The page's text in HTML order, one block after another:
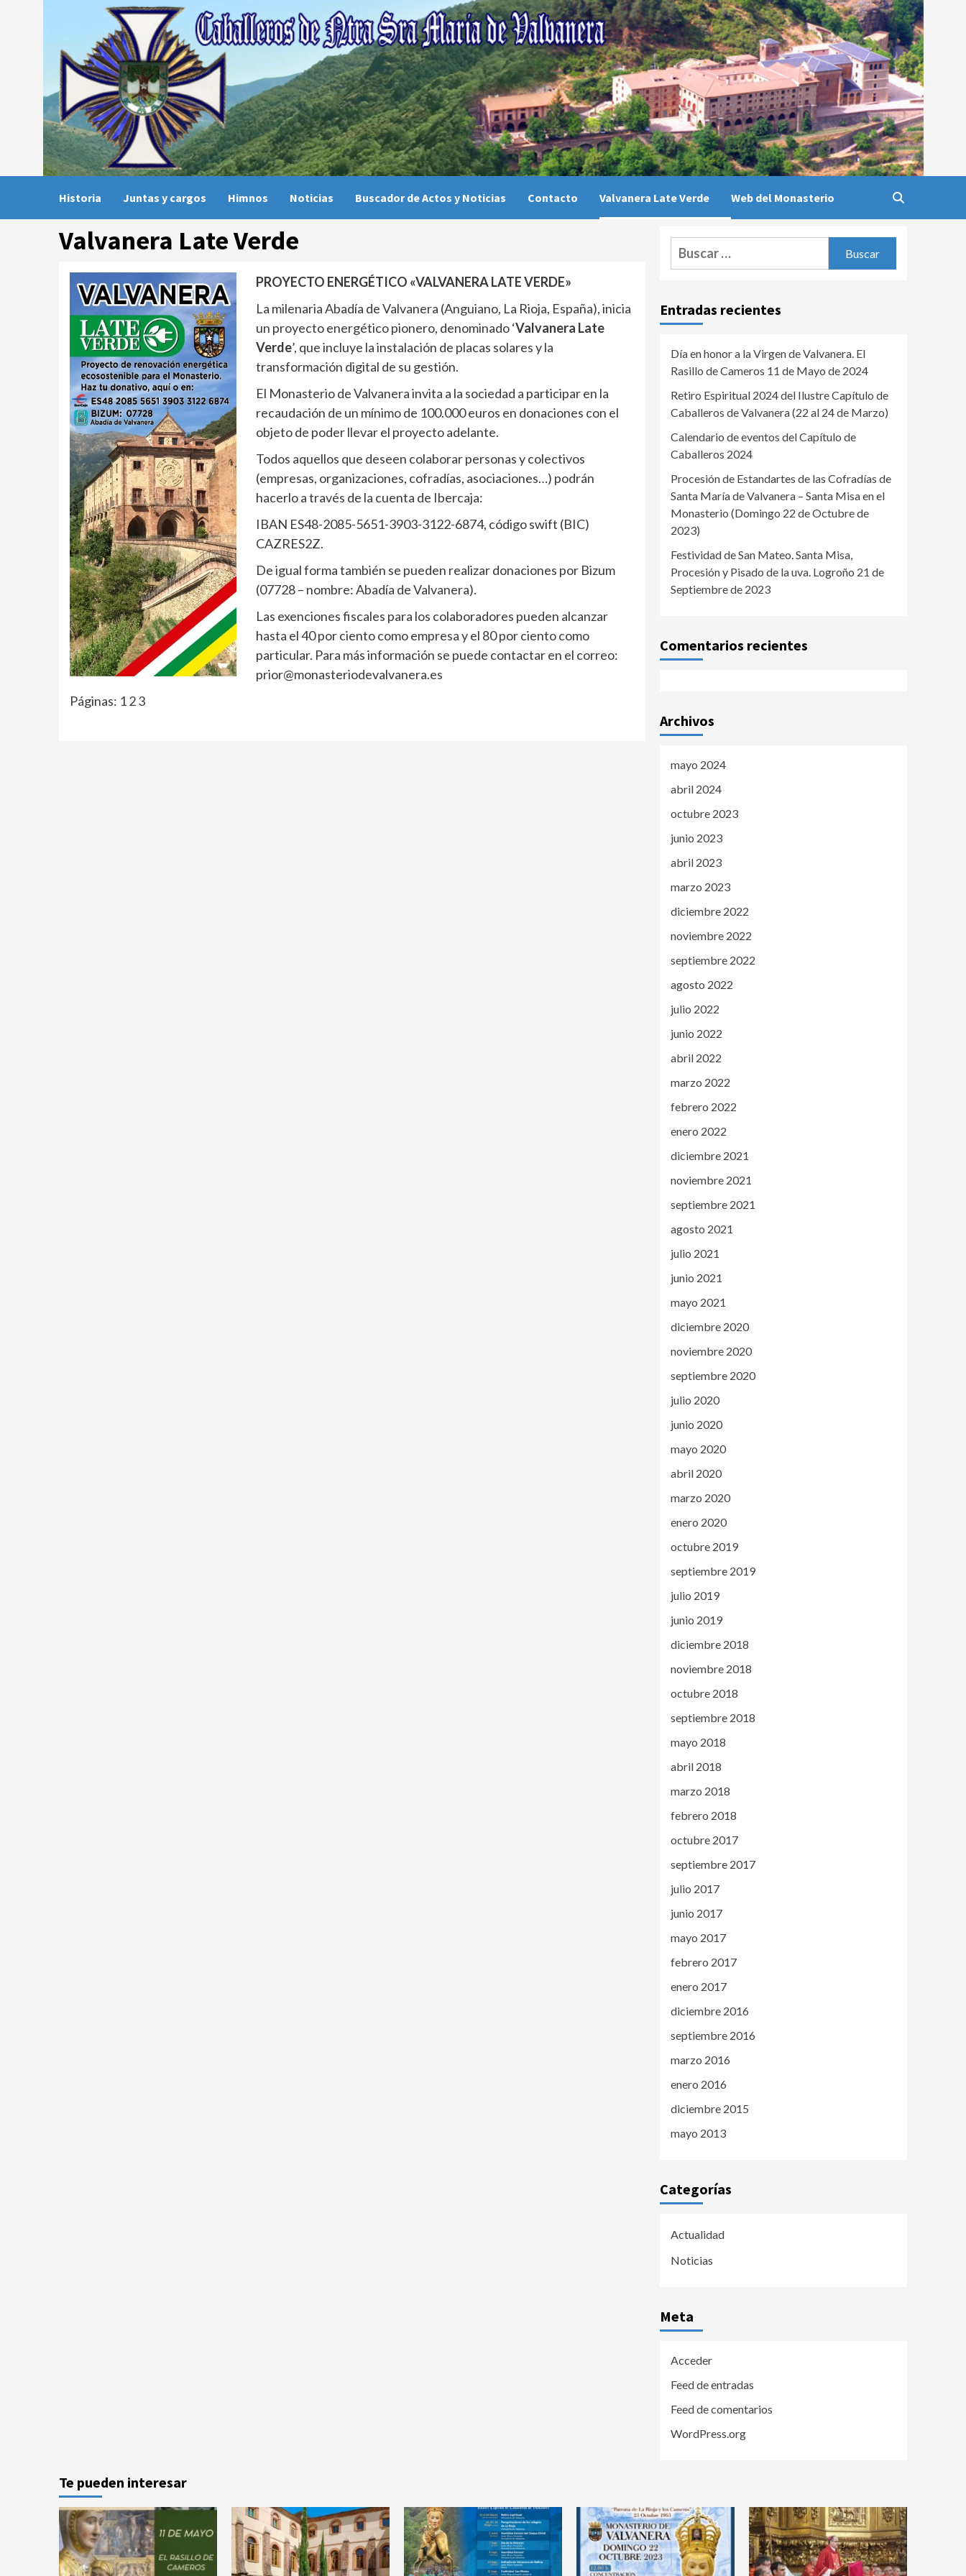
Historia Juntas y cargos Himnos Noticias Buscador de Actos y Noticias Contacto Valvanera Late Verde Web del Monasterio
Valvanera Late Verde
PROYECTO ENERGÉTICO «VALVANERA LATE VERDE»
La milenaria Abadía de Valvanera (Anguiano, La Rioja, España), inicia
un proyecto energético pionero, denominado ‘Valvanera Late
Verde’, que incluye la instalación de placas solares y la
transformación digital de su gestión.
El Monasterio de Valvanera invita a la sociedad a participar en la
recaudación de un mínimo de 100.000 euros en donaciones con el
objeto de poder llevar el proyecto adelante.
Todos aquellos que deseen colaborar personas y colectivos
(empresas, organizaciones, cofradías, asociaciones…) podrán
hacerlo a través de la cuenta de Ibercaja:
IBAN ES48-2085-5651-3903-3122-6874, código swift (BIC)
CAZRES2Z.
De igual forma también se pueden realizar donaciones por Bizum
(07728 – nombre: Abadía de Valvanera).
Las exenciones fiscales para los colaboradores pueden alcanzar
hasta el 40 por ciento como empresa y el 80 por ciento como
particular. Para más información se puede contactar en el correo:
prior@monasteriodevalvanera.es
Páginas: 123
Buscar:
Entradas recientes
Día en honor a la Virgen de Valvanera. El
Rasillo de Cameros 11 de Mayo de 2024
Retiro Espiritual 2024 del Ilustre Capítulo de
Caballeros de Valvanera (22 al 24 de Marzo)
Calendario de eventos del Capítulo de
Caballeros 2024
Procesión de Estandartes de las Cofradías de
Santa María de Valvanera – Santa Misa en el
Monasterio (Domingo 22 de Octubre de
2023)
Festividad de San Mateo. Santa Misa,
Procesión y Pisado de la uva. Logroño 21 de
Septiembre de 2023
Comentarios recientes
Archivos
mayo 2024
abril 2024
octubre 2023
junio 2023
abril 2023
marzo 2023
diciembre 2022
noviembre 2022
septiembre 2022
agosto 2022
julio 2022
junio 2022
abril 2022
marzo 2022
febrero 2022
enero 2022
diciembre 2021
noviembre 2021
septiembre 2021
agosto 2021
julio 2021
junio 2021
mayo 2021
diciembre 2020
noviembre 2020
septiembre 2020
julio 2020
junio 2020
mayo 2020
abril 2020
marzo 2020
enero 2020
octubre 2019
septiembre 2019
julio 2019
junio 2019
diciembre 2018
noviembre 2018
octubre 2018
septiembre 2018
mayo 2018
abril 2018
marzo 2018
febrero 2018
octubre 2017
septiembre 2017
julio 2017
junio 2017
mayo 2017
febrero 2017
enero 2017
diciembre 2016
septiembre 2016
marzo 2016
enero 2016
diciembre 2015
mayo 2013
Categorías
Actualidad
Noticias
Meta
Acceder
Feed de entradas
Feed de comentarios
WordPress.org
Te pueden interesar